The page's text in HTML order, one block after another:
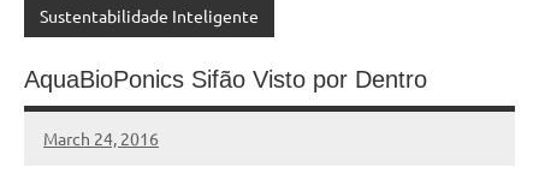
Sustentabilidade Inteligente
AquaBioPonics Sifão Visto por Dentro
March 24, 2016
MyBelo
No